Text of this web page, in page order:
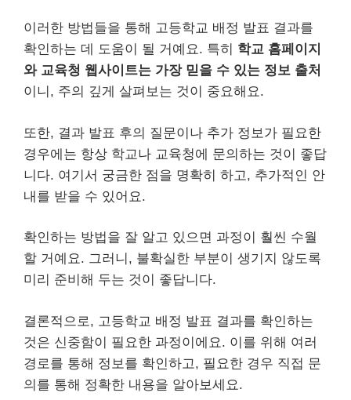
이러한 방법들을 통해 고등학교 배정 발표 결과를
확인하는 데 도움이 될 거예요. 특히 학교 홈페이지
와 교육청 웹사이트는 가장 믿을 수 있는 정보 출처
이니, 주의 깊게 살펴보는 것이 중요해요.
또한, 결과 발표 후의 질문이나 추가 정보가 필요한
경우에는 항상 학교나 교육청에 문의하는 것이 좋답
니다. 여기서 궁금한 점을 명확히 하고, 추가적인 안
내를 받을 수 있어요.
확인하는 방법을 잘 알고 있으면 과정이 훨씬 수월
할 거예요. 그러니, 불확실한 부분이 생기지 않도록
미리 준비해 두는 것이 좋답니다.
결론적으로, 고등학교 배정 발표 결과를 확인하는
것은 신중함이 필요한 과정이에요. 이를 위해 여러
경로를 통해 정보를 확인하고, 필요한 경우 직접 문
의를 통해 정확한 내용을 알아보세요.